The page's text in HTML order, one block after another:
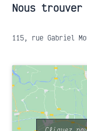
Nous trouver
115, rue Gabriel